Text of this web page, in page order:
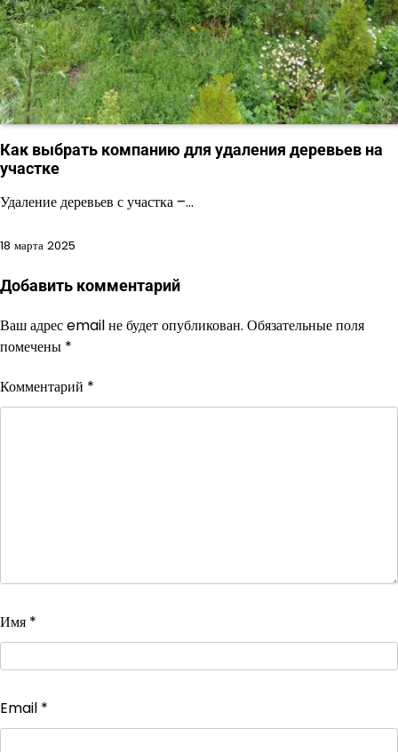
Как выбрать компанию для удаления деревьев на
участке
Удаление деревьев с участка –…
18 марта 2025
Добавить комментарий
Ваш адрес email не будет опубликован. Обязательные поля
помечены *
Комментарий *
Имя *
Email *